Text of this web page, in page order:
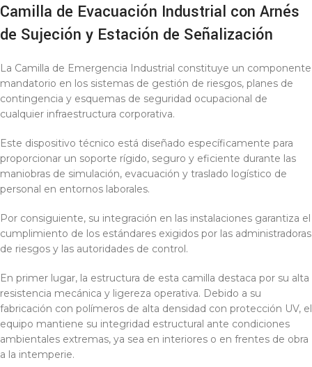
Camilla de Evacuación Industrial con Arnés
de Sujeción y Estación de Señalización
La Camilla de Emergencia Industrial constituye un componente
mandatorio en los sistemas de gestión de riesgos, planes de
contingencia y esquemas de seguridad ocupacional de
cualquier infraestructura corporativa.
Este dispositivo técnico está diseñado específicamente para
proporcionar un soporte rígido, seguro y eficiente durante las
maniobras de simulación, evacuación y traslado logístico de
personal en entornos laborales.
Por consiguiente, su integración en las instalaciones garantiza el
cumplimiento de los estándares exigidos por las administradoras
de riesgos y las autoridades de control.
En primer lugar, la estructura de esta camilla destaca por su alta
resistencia mecánica y ligereza operativa. Debido a su
fabricación con polímeros de alta densidad con protección UV, el
equipo mantiene su integridad estructural ante condiciones
ambientales extremas, ya sea en interiores o en frentes de obra
a la intemperie.